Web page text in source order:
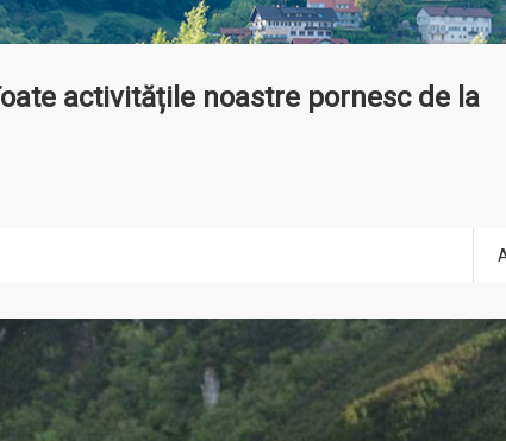
activitățile noastre pornesc de la